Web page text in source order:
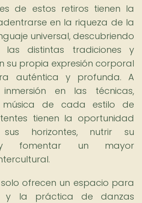
de estos retiros tienen la
en la riqueza de la
universal, descubriendo
distintas tradiciones y
su propia expresión corporal
auténtica y profunda. A
en las técnicas,
música de cada estilo de
tienen la oportunidad
horizontes, nutrir su
fomentar un mayor
ofrecen un espacio para
y la práctica de danzas